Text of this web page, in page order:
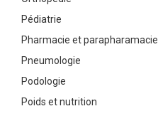
Pédiatrie
Pharmacie et parapharamacie
Pneumologie
Podologie
Poids et nutrition